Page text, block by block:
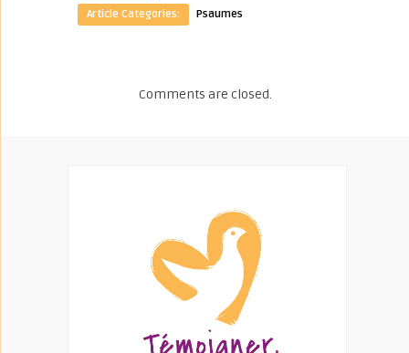
Article Categories:
Psaumes
Comments are closed.